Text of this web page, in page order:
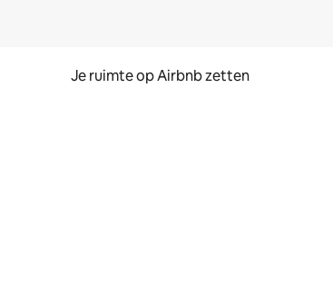
Je ruimte op Airbnb zetten